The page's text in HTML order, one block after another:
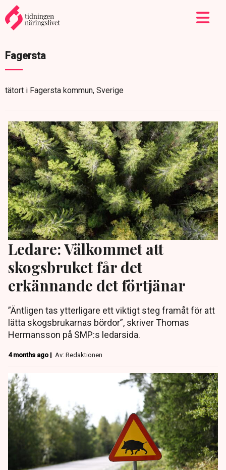
Fagersta
tätort i Fagersta kommun, Sverige
Ledare: Välkommet att
skogsbruket får det
erkännande det förtjänar
”Äntligen tas ytterligare ett viktigt steg framåt för att
lätta skogsbrukarnas bördor”, skriver Thomas
Hermansson på SMP:s ledarsida.
4 months ago | Av: Redaktionen